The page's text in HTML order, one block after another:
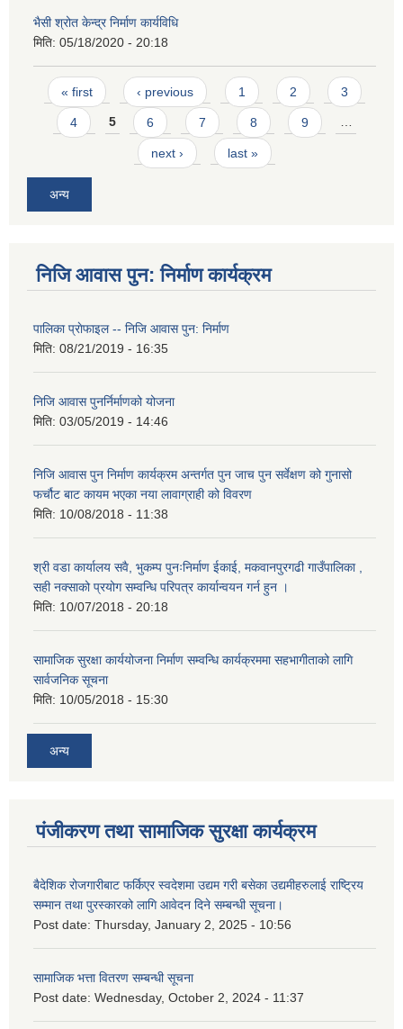
भैसी श्रोत केन्द्र निर्माण कार्यविधि
मिति: 05/18/2020 - 20:18
Pages
« first ‹ previous 1 2 3
4 5 6 7 8 9 …
next › last »
अन्य
निजि आवास पुन: निर्माण कार्यक्रम
पालिका प्राेफाइल -- निजि आवास पुन: निर्माण
मिति: 08/21/2019 - 16:35
निजि आवास पुनर्निर्माणको योजना
मिति: 03/05/2019 - 14:46
निजि आवास पुन निर्माण कार्यक्रम अन्तर्गत पुन जाच पुन सर्वेक्षण को गुनासो
फर्चौट बाट कायम भएका नया लावाग्राही को विवरण
मिति: 10/08/2018 - 11:38
श्री वडा कार्यालय सवै, भुकम्प पुनःनिर्माण ईकाई, मकवानपुरगढी गाउँपालिका ,
सही नक्साको प्रयोग सम्वन्धि परिपत्र कार्यान्वयन गर्न हुन ।
मिति: 10/07/2018 - 20:18
सामाजिक सुरक्षा कार्ययोजना निर्माण सम्वन्धि कार्यक्रममा सहभागीताको लागि
सार्वजनिक सूचना
मिति: 10/05/2018 - 15:30
अन्य
पंजीकरण तथा सामाजिक सुरक्षा कार्यक्रम
बैदेशिक रोजगारीबाट फर्किएर स्वदेशमा उद्यम गरी बसेका उद्यमीहरुलाई राष्‍ट्रिय
सम्मान तथा पुरस्कारको लागि आवेदन दिने सम्बन्धी सूचना।
Post date: Thursday, January 2, 2025 - 10:56
सामाजिक भत्ता वितरण सम्बन्धी सूचना
Post date: Wednesday, October 2, 2024 - 11:37